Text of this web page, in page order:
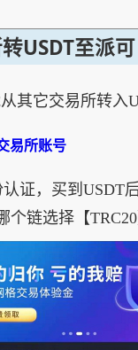
USDT至派可
其它交易所转入
易所账号
证，买到USDT
个链选择【